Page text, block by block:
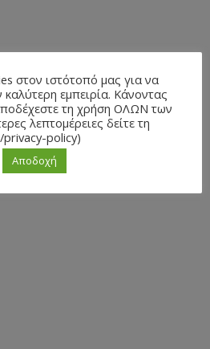
στον ιστότοπό μας για να
εμπειρία. Κάνοντας
τη χρήση ΟΛΩΝ των
λεπτομέρειες δείτε τη
policy)
Αποδοχή